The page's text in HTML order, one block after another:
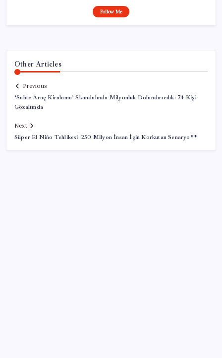
Follow Me
Other Articles
Previous
‘Sahte Araç Kiralama’ Skandalında Milyonluk Dolandırıcılık: 74 Kişi
Gözaltında
Next
Süper El Niño Tehlikesi: 250 Milyon İnsan İçin Korkutan Senaryo**